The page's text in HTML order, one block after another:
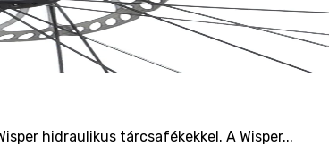
hidraulikus tárcsafékekkel. A Wisper...